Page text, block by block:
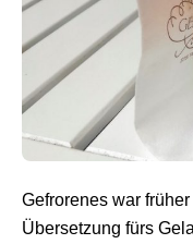
Gefrorenes war
Übersetzung fürs